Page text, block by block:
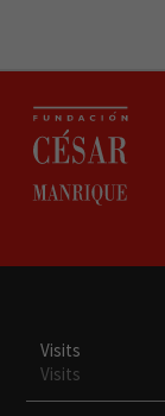
Visits
Visits